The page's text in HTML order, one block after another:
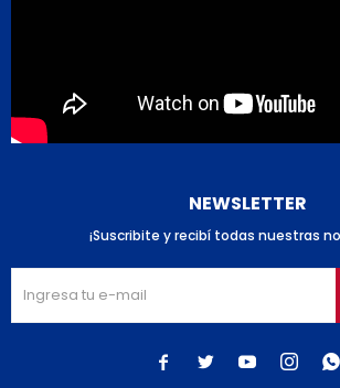
NEWSLETTER
¡Suscribite y recibí todas nuestras
    